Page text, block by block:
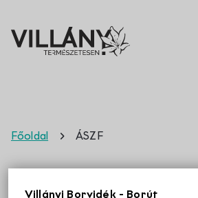
Villányi Borvidék - Borút
Főoldal ÁSZF
ÁSZF